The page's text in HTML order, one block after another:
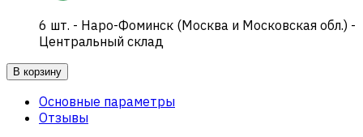
6 шт. - Наро-Фоминск (Москва и Московская обл.) -
Центральный склад
В корзину
Основные параметры
Отзывы